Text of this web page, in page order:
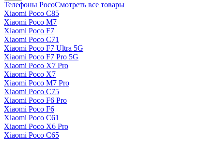
Телефоны PocoСмотреть все товары
Xiaomi Poco C85
Xiaomi Poco M7
Xiaomi Poco F7
Xiaomi Poco C71
Xiaomi Poco F7 Ultra 5G
Xiaomi Poco F7 Pro 5G
Xiaomi Poco X7 Pro
Xiaomi Poco X7
Xiaomi Poco M7 Pro
Xiaomi Poco C75
Xiaomi Poco F6 Pro
Xiaomi Poco F6
Xiaomi Poco C61
Xiaomi Poco X6 Pro
Xiaomi Poco C65